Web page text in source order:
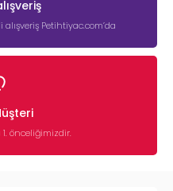
alışveriş Petihtiyac.com’da
önceliğimizdir.